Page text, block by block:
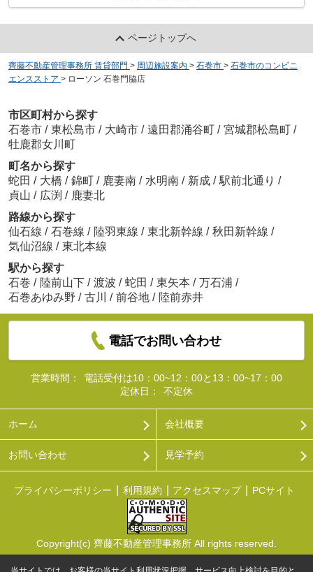
ページトップへ
齊藤不動産管理事務所 賃貸部門 > 周辺施設案内 > 石巻市 > 石巻市のコンビニ
エンスストア > ローソン 石巻門脇店
市区町村から探す
石巻市 / 東松島市 / 大崎市 / 遠田郡涌谷町 / 宮城郡松島町 /
牡鹿郡女川町
町名から探す
蛇田 / 大橋 / 錦町 / 鹿妻南 / 水明南 / 新成 / 駅前北通り /
貞山 / 広渕 / 鹿妻北
路線から探す
仙石線 / 石巻線 / 陸羽東線 / 東北新幹線 / 秋田新幹線 /
気仙沼線 / 東北本線
駅から探す
石巻 / 陸前山下 / 渡波 / 蛇田 / 東矢本 / 万石浦 /
石巻あゆみ野 / 古川 / 前谷地 / 陸前赤井
電話でお問い合わせ
営業時間：
電話受付は10：00~12：00と13：00~17：00
定休日：
不定休
ホーム 会社概要
お問い合わせ 見学予約
プライバシーポリシー 利用規約 アクセスマップ PCサイト
Copyright(c) 齊藤不動産管理事務所 All rights reserved.